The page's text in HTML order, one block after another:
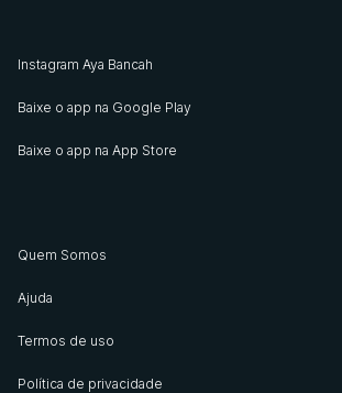
Instagram Aya Bancah
Baixe o app na Google Play
Baixe o app na App Store
Quem Somos
Ajuda
Termos de uso
Política de privacidade